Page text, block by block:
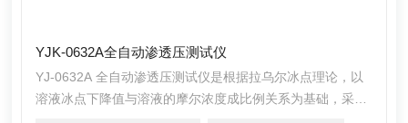
YJK-0632A全自动渗透压测试仪
YJ-0632A 全自动渗透压测试仪是根据拉乌尔冰点理论，以
溶液冰点下降值与溶液的摩尔浓度成比例关系为基础，采用